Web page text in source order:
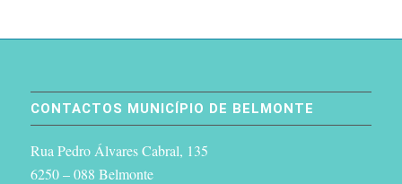
CONTACTOS MUNICÍPIO DE BELMONTE
Rua Pedro Álvares Cabral, 135
6250 – 088 Belmonte